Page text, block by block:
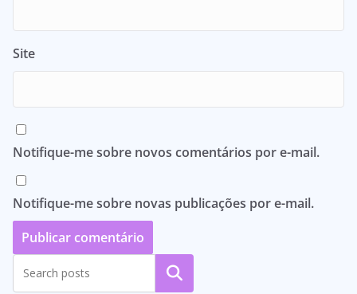
Site
Notifique-me sobre novos comentários por e-mail.
Notifique-me sobre novas publicações por e-mail.
Pesquisar